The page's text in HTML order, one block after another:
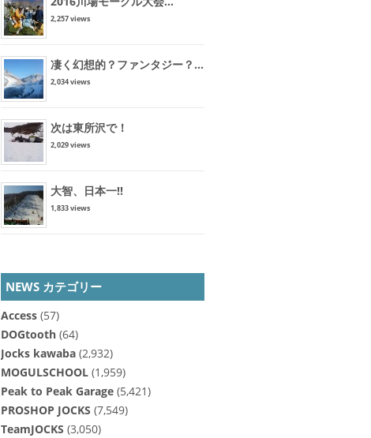
2,257 views
凄く幻想的？ファンタジー？...
2,034 views
次は東所沢で！
2,029 views
大智、日本一!!
1,833 views
NEWS カテゴリー
Access(57)
DOGtooth(64)
Jocks kawaba(2,932)
MOGULSCHOOL(1,959)
Peak to Peak Garage(5,421)
PROSHOP JOCKS (7,549)
TeamJOCKS (3,050)